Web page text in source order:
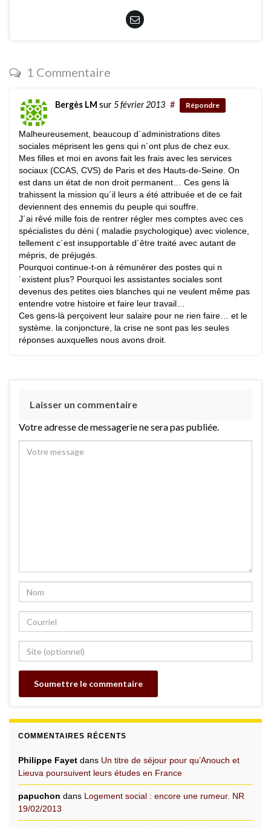
1 Commentaire
Bergès LM sur5 février 2013 # Répondre
Malheureusement, beaucoup d´administrations dites
sociales méprisent les gens qui n´ont plus de chez eux.
Mes filles et moi en avons fait les frais avec les services
sociaux (CCAS, CVS) de Paris et des Hauts-de-Seine. On
est dans un état de non droit permanent… Ces gens là
trahissent la mission qu´il leurs a été attribuée et de ce fait
deviennent des ennemis du peuple qui souffre.
J´ai rêvé mille fois de rentrer régler mes comptes avec ces
spécialistes du déni ( maladie psychologique) avec violence,
tellement c´est insupportable d´être traité avec autant de
mépris, de préjugés.
Pourquoi continue-t-on à rémunérer des postes qui n
´existent plus? Pourquoi les assistantes sociales sont
devenus des petites oies blanches qui ne veulent même pas
entendre votre histoire et faire leur travail…
Ces gens-là perçoivent leur salaire pour ne rien faire… et le
système. la conjoncture, la crise ne sont pas les seules
réponses auxquelles nous avons droit.
Laisser un commentaire
Votre adresse de messagerie ne sera pas publiée.
COMMENTAIRES RÉCENTS
Philippe Fayet dans Un titre de séjour pour qu’Anouch et
Lieuva poursuivent leurs études en France
papuchon dans Logement social : encore une rumeur. NR
19/02/2013